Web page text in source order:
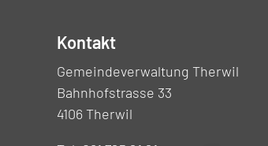
Kontakt
Gemeindeverwaltung Therwil
Bahnhofstrasse 33
4106 Therwil